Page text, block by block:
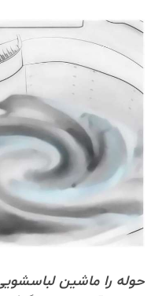
حوله را ماشین